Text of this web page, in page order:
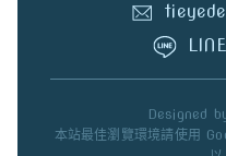
Designed
本站最佳瀏覽環境請使用